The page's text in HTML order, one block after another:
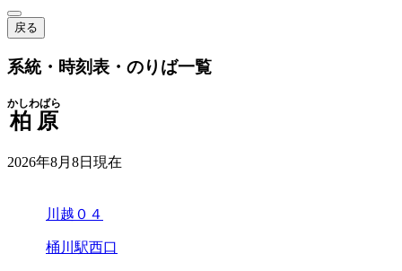
戻る
系統・時刻表・のりば一覧
柏原
かしわばら
2026年8月8日 現在
川越０４
桶川駅西口